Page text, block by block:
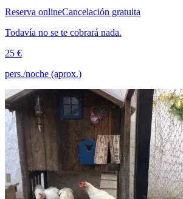
Reserva onlineCancelación gratuita
Todavía no se te cobrará nada.
25 €
pers./noche (aprox.)